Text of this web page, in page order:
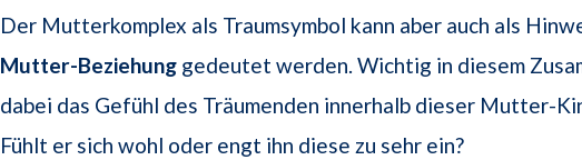
Der Mutterkomplex als Traumsymbol kann aber auch als
Mutter-Beziehung gedeutet werden. Wichtig in diesem
dabei das Gefühl des Träumenden innerhalb dieser Mutter-
Fühlt er sich wohl oder engt ihn diese zu sehr ein?